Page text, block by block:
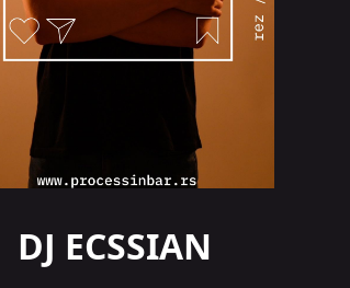
DJ ECSSIAN